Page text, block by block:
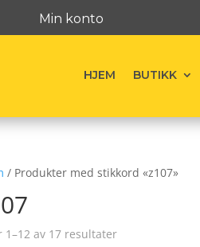
Min konto
HJEM BUTIKK
/ Produkter med stikkord «z107»
1–12 av 17 resultater